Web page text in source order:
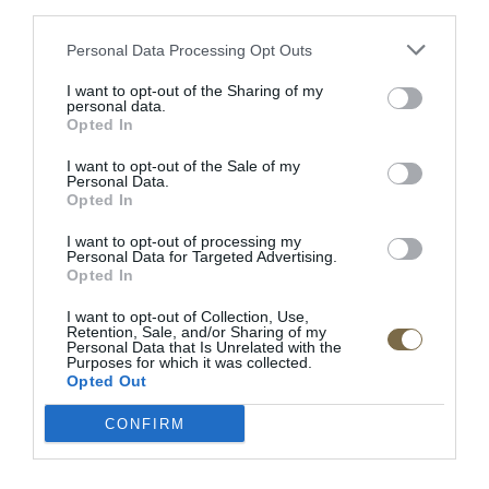
Personal Data Processing Opt Outs
I want to opt-out of the Sharing of my
personal data.
Opted In
I want to opt-out of the Sale of my
Personal Data.
Opted In
I want to opt-out of processing my
Personal Data for Targeted Advertising.
Opted In
I want to opt-out of Collection, Use,
Retention, Sale, and/or Sharing of my
Personal Data that Is Unrelated with the
Purposes for which it was collected.
Opted Out
CONFIRM
SEDAČKU JE MOŽNÉ VYSKLADAŤ NA MIERU!
Výška sedadla od zeme: 43 cm
Hĺbka sedadla:
Plocha na spanie:130 x 198 cm
polohovateľné opierky chrbta
prevedenie v kvalitnej látke alebo koži
s rozkladom na príležitostné spanie
s úložným priestorom
s poličkou z pevného masívneho dreva
možnosť výberu strán
sedačku je možné vyskladať z dielov